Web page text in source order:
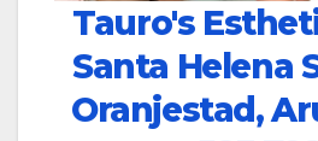
Tauro's
Santa Helena
Oranjestad,